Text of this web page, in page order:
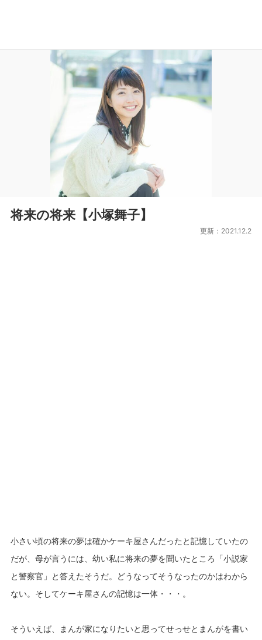
将来の将来【小塚舞子】
更新：2021.12.2
小さい頃の将来の夢は確かケーキ屋さんだったと記憶していたの
だが、母が言うには、幼い私に将来の夢を聞いたところ「小説家
と警察官」と答えたそうだ。どうなってそうなったのかはわから
ない。そしてケーキ屋さんの記憶は一体・・・。
そういえば、まんが家になりたいと思ってせっせとまんがを書い